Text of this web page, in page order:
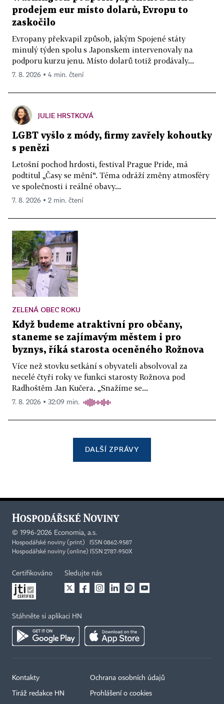
prodejem eur místo dolarů, Evropu to
zaskočilo
Evropany překvapil způsob, jakým Spojené státy
minulý týden spolu s Japonskem intervenovaly na
podporu kurzu jenu. Místo dolarů totiž prodávaly...
7. 8. 2026 ▪ 4 min. čtení
JULIE HRSTKOVÁ
LGBT vyšlo z módy, firmy zavřely kohoutky
s penězi
Letošní pochod hrdosti, festival Prague Pride, má
podtitul „Časy se mění“. Téma odráží změny atmosféry
ve společnosti i reálné obavy...
7. 8. 2026 ▪ 2 min. čtení
ZELENÁ OBEC ROKU
Když budeme atraktivní pro občany,
staneme se zajímavým městem i pro
byznys, říká starosta oceněného Rožnova
Více než stovku setkání s obyvateli absolvoval za
necelé čtyři roky ve funkci starosty Rožnova pod
Radhoštěm Jan Kučera. „Snažíme se...
7. 8. 2026 ▪ 32:09 min.
DALŠÍ ZPRÁVY
© 1996-2026 Economia, a.s.
Hospodářské noviny (print) ISSN 0862-9587
Hospodářské noviny (online) ISSN 2787-950X
Certifikováno Sledujte nás
Stáhněte si aplikaci HN
Kontakty
Tiráž redakce HN
Ochrana osobních údajů
Prohlášení o cookies